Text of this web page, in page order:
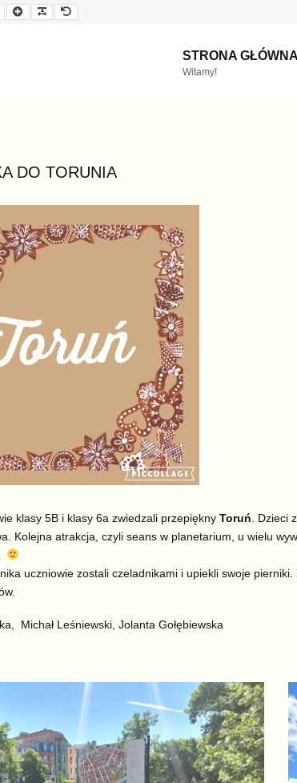
Mniejsza
czcionka
Większa
czcionka
Czytelna
czcionkaczcionka
STRONA GŁÓWNA
Witamy!
DO TORUNIA
klasy 5B i klasy 6a zwiedzali przepiękny Toruń . Dzieci
Kolejna atrakcja, czyli seans w planetarium, u wielu
uczniowie zostali czeladnikami i upiekli swoje
Michał Leśniewski, Jolanta Gołębiewska